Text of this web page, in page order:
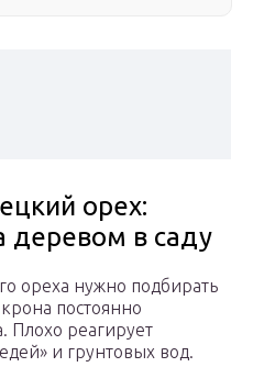
орех:
деревом в саду
ореха нужно подбирать
постоянно
Плохо реагирует
и грунтовых вод.